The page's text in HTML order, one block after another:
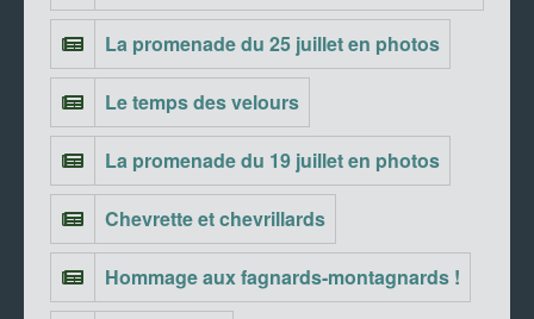
La promenade du 25 juillet en photos
Le temps des velours
La promenade du 19 juillet en photos
Chevrette et chevrillards
Hommage aux fagnards-montagnards !